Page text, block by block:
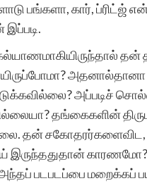
பங்களா, கார், ப்ரிட்ஜ்
அப்படிச்
தங்கைகளின்
தன் சகோதரர்களைவிட,
இருந்ததுதான்
படபடப்பை மறைக்கப்